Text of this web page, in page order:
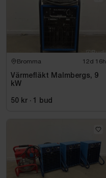
Bromma 12d 16h
Värmefläkt Malmbergs, 9
kW
50 kr · 1 bud